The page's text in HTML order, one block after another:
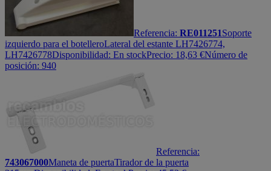
Referencia: RE011251Soporte
izquierdo para el botelleroLateral del estante LH7426774,
LH7426778Disponibilidad: En stockPrecio: 18,63 €Número de
posición: 940
Referencia:
743067000Maneta de puertaTirador de la puerta